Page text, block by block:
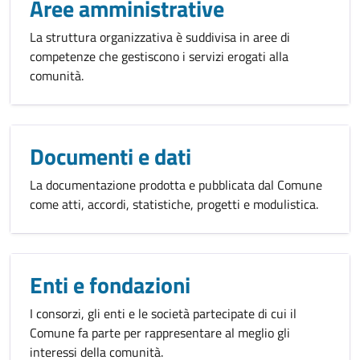
Aree amministrative
La struttura organizzativa è suddivisa in aree di
competenze che gestiscono i servizi erogati alla
comunità.
Documenti e dati
La documentazione prodotta e pubblicata dal Comune
come atti, accordi, statistiche, progetti e modulistica.
Enti e fondazioni
I consorzi, gli enti e le società partecipate di cui il
Comune fa parte per rappresentare al meglio gli
interessi della comunità.